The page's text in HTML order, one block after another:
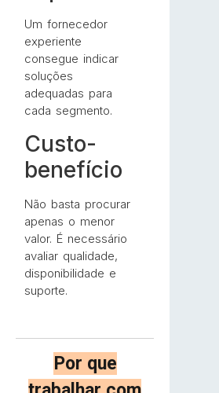
Um fornecedor
experiente
consegue indicar
soluções
adequadas para
cada segmento.
Custo-
benefício
Não basta procurar
apenas o menor
valor. É necessário
avaliar qualidade,
disponibilidade e
suporte.
Por que